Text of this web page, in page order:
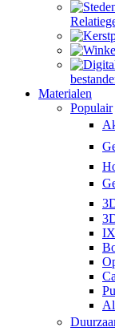
Materialen
Populair